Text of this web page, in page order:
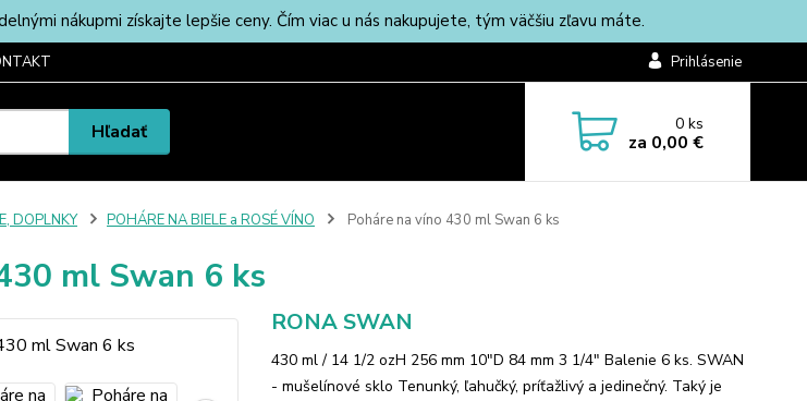
nákupmi získajte lepšie ceny. Čím viac u nás nakupujete, tým väčšiu zľavu máte.
Prihlásenie
Hľadať 0ks
za 0,00 €
DOPLNKY POHÁRE NA BIELE a ROSÉ VÍNO Poháre na víno 430 ml Swan 6 ks
ml Swan 6 ks
RONA SWAN
430 ml / 14 1/2 ozH 256 mm 10"D 84 mm 3 1/4" Balenie 6 ks. SWAN
- mušelínové sklo Tenunký, ľahučký, príťažlivý a jedinečný. Taký je